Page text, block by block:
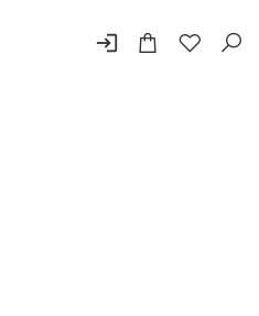
login